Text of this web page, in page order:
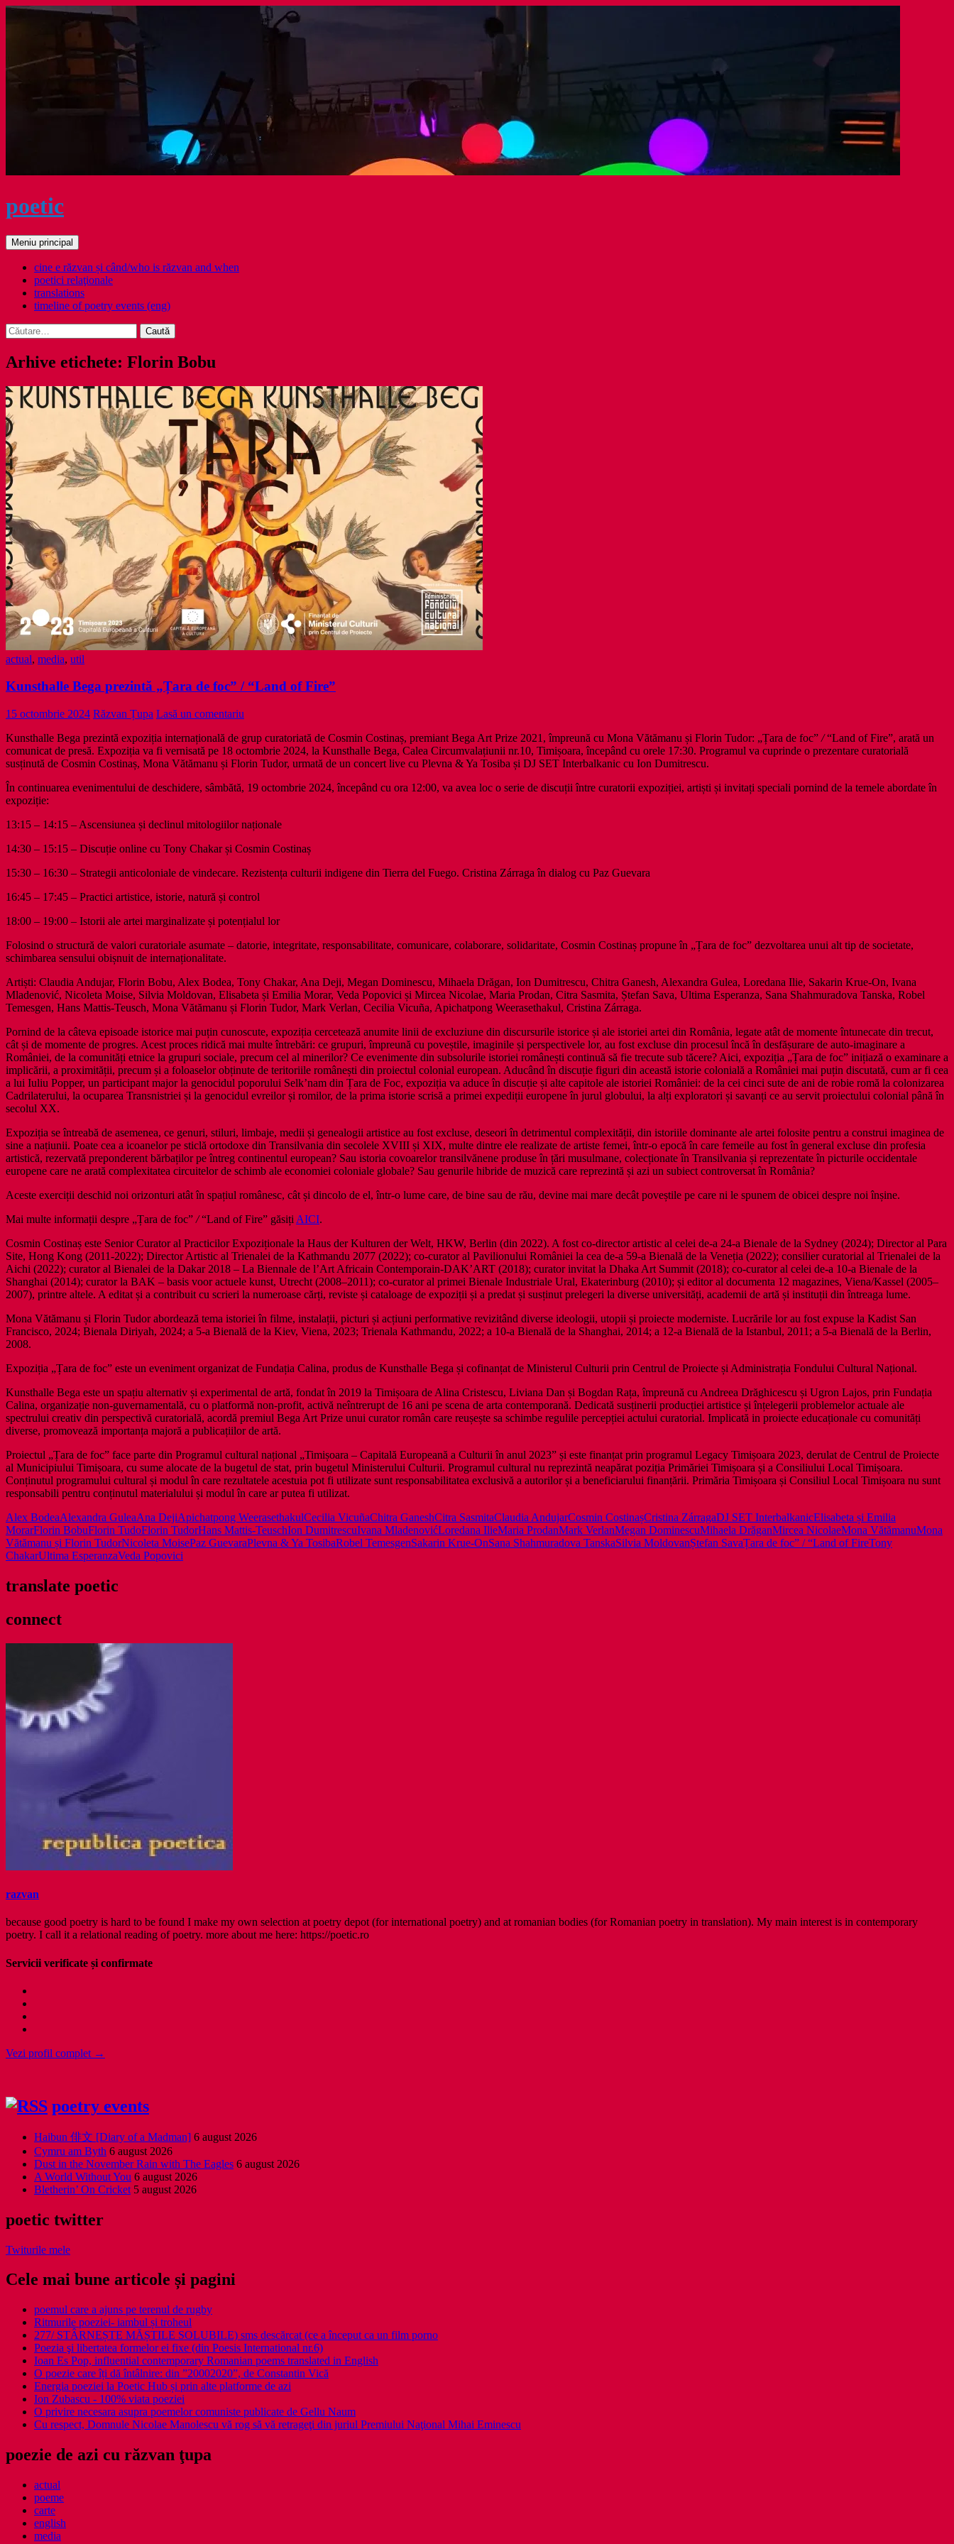
Sari
poetic
Caută
Meniu principal
cine e răzvan și când/who is răzvan and when
poetici relaţionale
translations
timeline of poetry events (eng)
Caută
după:
Arhive etichete: Florin Bobu
actual, media, util
Kunsthalle Bega prezintă „Țara de foc” / “Land of Fire”
15 octombrie 2024 Răzvan Țupa Lasă un comentariu
Kunsthalle Bega prezintă expoziția internațională de grup curatoriată de Cosmin Costinaș, premiant Bega Art Prize 2021, împreună cu Mona Vătămanu și Florin Tudor: „Țara de foc” /“Land of Fire”, arată un
comunicat de presă. Expoziția va fi vernisată pe 18 octombrie 2024, la Kunsthalle Bega, Calea Circumvalațiunii nr.10, Timișoara, începând cu orele 17:30. Programul va cuprinde o prezentare curatorială
susținută de Cosmin Costinaș, Mona Vătămanu și Florin Tudor, urmată de un concert live cu Plevna & Ya Tosiba și DJ SET Interbalkanic cu Ion Dumitrescu.
În continuarea evenimentului de deschidere, sâmbătă, 19 octombrie 2024, începând cu ora 12:00, va avea loc o serie de discuțiiîntre curatorii expoziției, artiști și invitați speciali pornind de la temele abordate în
expoziție:
13:15 – 14:15 – Ascensiunea și declinul mitologiilor naționale
14:30 – 15:15 – Discuție online cu Tony Chakar și Cosmin Costinaș
15:30 – 16:30 – Strategii anticoloniale de vindecare. Rezistența culturii indigene din Tierra del Fuego. Cristina Zárraga în dialog cu Paz Guevara
16:45 – 17:45 – Practici artistice, istorie, natură și control
18:00 – 19:00 – Istorii ale artei marginalizate și potențialul lor
Folosind o structură de valori curatoriale asumate – datorie, integritate, responsabilitate, comunicare, colaborare, solidaritate, Cosmin Costinaș propune în „Țara de foc” dezvoltarea unui alt tip de societate,
schimbarea sensului obișnuit de internaționalitate.
Artiști: Claudia Andujar, Florin Bobu, Alex Bodea, Tony Chakar, Ana Deji, Megan Dominescu, Mihaela Drăgan, Ion Dumitrescu, Chitra Ganesh, Alexandra Gulea, Loredana Ilie, Sakarin Krue-On, Ivana
Mladenović, Nicoleta Moise, Silvia Moldovan, Elisabeta și Emilia Morar, Veda Popovici și Mircea Nicolae, Maria Prodan, Citra Sasmita, Ștefan Sava, Ultima Esperanza, Sana Shahmuradova Tanska, Robel
Temesgen, Hans Mattis-Teusch, Mona Vătămanu și Florin Tudor, Mark Verlan, Cecilia Vicuña, Apichatpong Weerasethakul, Cristina Zárraga.
Pornind de la câteva episoade istorice mai puțin cunoscute, expoziția cercetează anumite linii de excluziune din discursurile istorice și ale istoriei artei din România, legate atât de momente întunecate din trecut,
cât și de momente de progres. Acest proces ridică mai multe întrebări: ce grupuri, împreună cu poveștile, imaginile și perspectivele lor, au fost excluse din procesul încă în desfășurare de auto-imaginare a
României, de la comunități etnice la grupuri sociale, precum cel al minerilor? Ce evenimente din subsolurile istoriei românești continuă să fie trecute sub tăcere? Aici, expoziția „Țara de foc” inițiază o examinare a
implicării, a proximității, precum și a foloaselor obținute de teritoriile românești din proiectul colonial european. Aducând în discuție figuri din această istorie colonială a României mai puțin discutată, cum ar fi cea
a lui Iuliu Popper, un participant major la genocidul poporului Selk’nam din Țara de Foc, expoziția va aduce în discuție și alte capitole ale istoriei României: de la cei cinci sute de ani de robie romă la colonizarea
Cadrilaterului, la ocuparea Transnistriei și la genocidul evreilor și romilor, de la prima istorie scrisă a primei expediții europene în jurul globului, la alți exploratori și savanți ce au servit proiectului colonial până în
secolul XX.
Expoziția se întreabă de asemenea, ce genuri, stiluri, limbaje, medii și genealogii artistice au fost excluse, deseori în detrimentul complexității, din istoriile dominante ale artei folosite pentru a construi imaginea de
sine a națiunii. Poate cea a icoanelor pe sticlă ortodoxe din Transilvania din secolele XVIII și XIX, multe dintre ele realizate de artiste femei, într-o epocă în care femeile au fost în general excluse din profesia
artistică, rezervată preponderent bărbaților pe întreg continentul european? Sau istoria covoarelor transilvănene produse în țări musulmane, colecționate în Transilvania și reprezentate în picturile occidentale
europene care ne arată complexitatea circuitelor de schimb ale economiei coloniale globale? Sau genurile hibride de muzică care reprezintă și azi un subiect controversat în România?
Aceste exerciții deschid noi orizonturi atât în spațiul românesc, cât și dincolo de el, într-o lume care, de bine sau de rău, devine mai mare decât poveștile pe care ni le spunem de obicei despre noi înșine.
Mai multe informații despre „Țara de foc” /“Land of Fire” găsiți AICI.
Cosmin Costinaș este Senior Curator al Practicilor Expoziționale la Haus der Kulturen der Welt, HKW, Berlin (din 2022). A fost co-director artistic al celei de-a 24-a Bienale de la Sydney (2024); Director al Para
Site, Hong Kong (2011-2022); Director Artistic al Trienalei de la Kathmandu 2077 (2022); co-curator al Pavilionului României la cea de-a 59-a Bienală de la Veneția (2022); consilier curatorial al Trienalei de la
Aichi (2022); curator al Bienalei de la Dakar 2018 – La Biennale de l’Art Africain Contemporain-DAK’ART (2018); curator invitat la Dhaka Art Summit (2018); co-curator al celei de-a 10-a Bienale de la
Shanghai (2014); curator la BAK – basis voor actuele kunst, Utrecht (2008–2011); co-curator al primei Bienale Industriale Ural, Ekaterinburg (2010); și editor al documenta 12 magazines, Viena/Kassel (2005–
2007), printre altele. A editat și a contribuit cu scrieri la numeroase cărți, reviste și cataloage de expoziții și a predat și susținut prelegeri la diverse universități, academii de artă și instituții din întreaga lume.
Mona Vătămanu și Florin Tudor abordează tema istoriei în filme, instalații, picturi și acțiuni performative revizitând diverse ideologii, utopii și proiecte moderniste. Lucrările lor au fost expuse la Kadist San
Francisco, 2024; Bienala Diriyah, 2024; a 5-a Bienală de la Kiev, Viena, 2023; Trienala Kathmandu, 2022; a 10-a Bienală de la Shanghai, 2014; a 12-a Bienală de la Istanbul, 2011; a 5-a Bienală de la Berlin,
2008.
Expoziția „Țara de foc” este un eveniment organizat de Fundația Calina, produs de Kunsthalle Bega și cofinanțat de Ministerul Culturii prin Centrul de Proiecte și Administrația Fondului Cultural Național.
Kunsthalle Bega este un spațiu alternativ și experimental de artă, fondat în 2019 la Timișoara de Alina Cristescu, Liviana Dan și Bogdan Rața, împreună cu Andreea Drăghicescu și Ugron Lajos, prin Fundația
Calina, organizație non-guvernamentală, cu o platformă non-profit, activă neîntrerupt de 16 ani pe scena de arta contemporană. Dedicată susținerii producției artistice și înțelegerii problemelor actuale ale
spectrului creativ din perspectivă curatorială, acordă premiul Bega Art Prize unui curator român care reușește sa schimbe regulile percepției actului curatorial. Implicată in proiecte educaționale cu comunități
diverse, promovează importanța majoră a publicațiilor de artă.
Proiectul „Țara de foc” face parte din Programul cultural național „Timișoara – Capitală Europeană a Culturii în anul 2023” și este finanțat prin programul Legacy Timișoara 2023, derulat de Centrul de Proiecte
al Municipiului Timișoara, cu sume alocate de la bugetul de stat, prin bugetul Ministerului Culturii. Programul cultural nu reprezintă neapărat poziția Primăriei Timișoara și a Consiliului Local Timișoara.
Conținutul programului cultural și modul în care rezultatele acestuia pot fi utilizate sunt responsabilitatea exclusivă a autorilor și a beneficiarului finanțării. Primăria Timișoara și Consiliul Local Timișoara nu sunt
responsabili pentru conținutul materialului și modul în care ar putea fi utilizat.
Alex BodeaAlexandra GuleaAna DejiApichatpong WeerasethakulCecilia VicuñaChitra GaneshCitra SasmitaClaudia AndujarCosmin CostinașCristina ZárragaDJ SET InterbalkanicElisabeta și Emilia
MorarFlorin BobuFlorin TudoFlorin TudorHans Mattis-TeuschIon DumitrescuIvana MladenovićLoredana IlieMaria ProdanMark VerlanMegan DominescuMihaela DrăganMircea NicolaeMona VătămanuMona
Vătămanu și Florin TudorNicoleta MoisePaz GuevaraPlevna & Ya TosibaRobel TemesgenSakarin Krue-OnSana Shahmuradova TanskaSilvia MoldovanȘtefan SavaȚara de foc” / “Land of FireTony
ChakarUltima EsperanzaVeda Popovici
translate poetic
connect
razvan
because good poetry is hard to be found I make my own selection at poetry depot (for international poetry) and at romanian bodies (for Romanian poetry in translation). My main interest is in contemporary
poetry. I call it a relational reading of poetry. more about me here: https://poetic.ro
Servicii verificate și confirmate
Vezi profil complet →
poetry events
Haibun 俳文 [Diary of a Madman] 6 august 2026
Cymru am Byth 6 august 2026
Dust in the November Rain with The Eagles 6 august 2026
A World Without You 6 august 2026
Bletherin’ On Cricket 5 august 2026
poetic twitter
Twiturile mele
Cele mai bune articole și pagini
poemul care a ajuns pe terenul de rugby
Ritmurile poeziei- iambul și troheul
277/ STÂRNEȘTE MĂȘTILE SOLUBILE) sms descărcat (ce a început ca un film porno
Poezia şi libertatea formelor ei fixe (din Poesis International nr.6)
Ioan Es Pop, influential contemporary Romanian poems translated in English
O poezie care îți dă întâlnire: din ”20002020”, de Constantin Vică
Energia poeziei la Poetic Hub și prin alte platforme de azi
Ion Zubascu - 100% viata poeziei
O privire necesara asupra poemelor comuniste publicate de Gellu Naum
Cu respect, Domnule Nicolae Manolescu vă rog să vă retrageţi din juriul Premiului Naţional Mihai Eminescu
poezie de azi cu răzvan ţupa
actual
poeme
carte
english
media